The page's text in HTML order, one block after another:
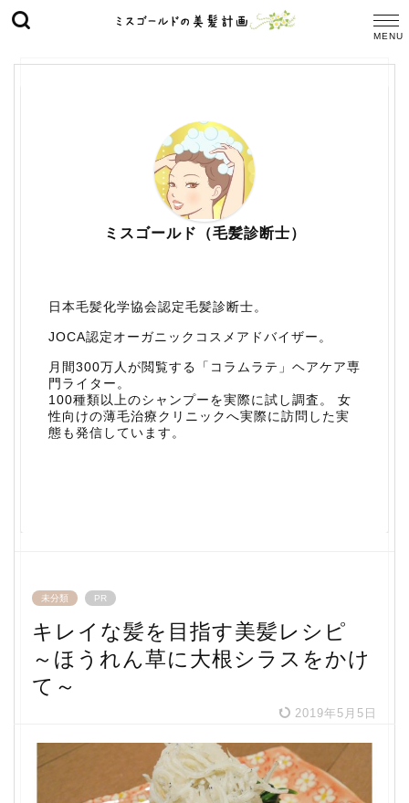
ミスゴールド（毛髪診断士）
日本毛髪化学協会認定毛髪診断士。
JOCA認定オーガニックコスメアドバイザー。
月間300万人が閲覧する「コラムラテ」ヘアケア専
門ライター。
100種類以上のシャンプーを実際に試し調査。 女
性向けの薄毛治療クリニックへ実際に訪問した実
態も発信しています。
未分類 PR
キレイな髪を目指す美髪レシピ
～ほうれん草に大根シラスをかけ
て～
2019年5月5日